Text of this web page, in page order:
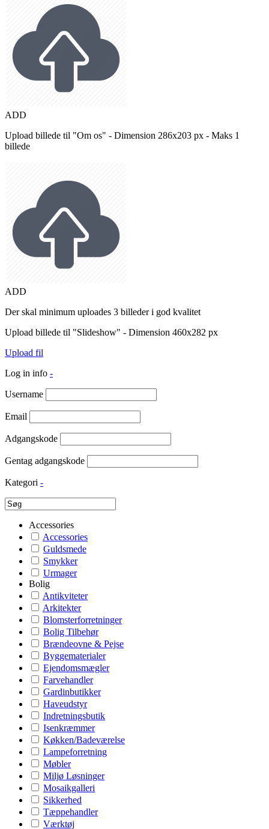
ADD
Upload billede til "Om os" - Dimension 286x203 px - Maks 1
billede
ADD
Der skal minimum uploades 3 billeder i god kvalitet
Upload billede til "Slideshow" - Dimension 460x282 px
Upload fil
Log in info -
Username
Email
Adgangskode
Gentag adgangskode
Kategori -
Accessories
Accessories
Guldsmede
Smykker
Urmager
Bolig
Antikviteter
Arkitekter
Blomsterforretninger
Bolig Tilbehør
Brændeovne & Pejse
Byggematerialer
Ejendomsmægler
Farvehandler
Gardinbutikker
Haveudstyr
Indretningsbutik
Isenkræmmer
Køkken/Badeværelse
Lampeforretning
Møbler
Miljø Løsninger
Mosaikgalleri
Sikkerhed
Tæppehandler
Værktøj